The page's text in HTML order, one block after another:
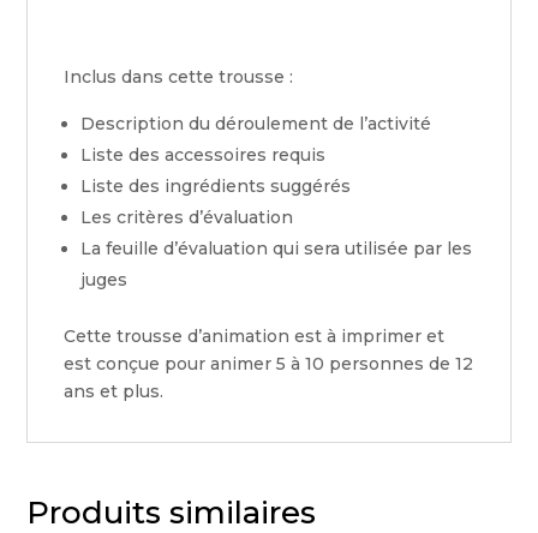
Inclus dans cette trousse :
Description du déroulement de l’activité
Liste des accessoires requis
Liste des ingrédients suggérés
Les critères d’évaluation
La feuille d’évaluation qui sera utilisée par les
juges
Cette trousse d’animation est à imprimer et
est conçue pour animer 5 à 10 personnes de 12
ans et plus.
Produits similaires